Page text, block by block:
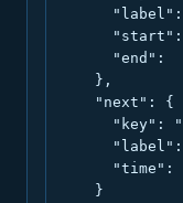
"end":
    },
    "next": {
"key":
"time":
    }